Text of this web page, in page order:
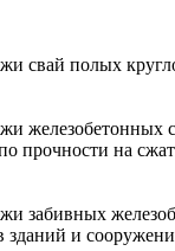
свай полых
железобетонных
по прочности на
забивных
зданий и